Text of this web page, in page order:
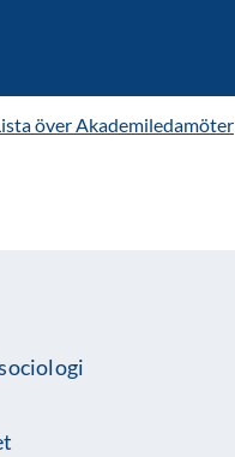
över Akademiledamöter